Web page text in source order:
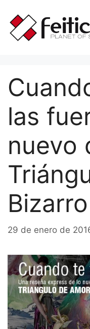
contenido
las
nuevo
Bizarro
29 de enero de